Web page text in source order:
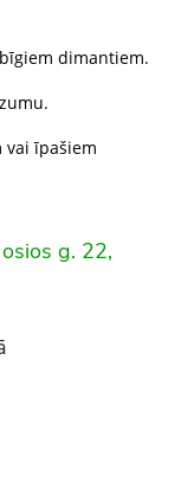
dimantiem.
vai īpašiem
g. 22,